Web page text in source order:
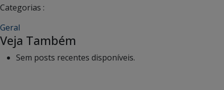
Categorias :
Geral
Veja Também
Sem posts recentes disponíveis.